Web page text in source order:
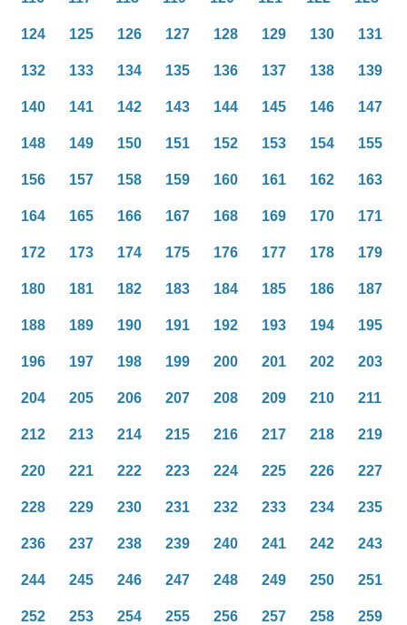
124 125 126 127 128 129 130 131
132 133 134 135 136 137 138 139
140 141 142 143 144 145 146 147
148 149 150 151 152 153 154 155
156 157 158 159 160 161 162 163
164 165 166 167 168 169 170 171
172 173 174 175 176 177 178 179
180 181 182 183 184 185 186 187
188 189 190 191 192 193 194 195
196 197 198 199 200 201 202 203
204 205 206 207 208 209 210 211
212 213 214 215 216 217 218 219
220 221 222 223 224 225 226 227
228 229 230 231 232 233 234 235
236 237 238 239 240 241 242 243
244 245 246 247 248 249 250 251
252 253 254 255 256 257 258 259